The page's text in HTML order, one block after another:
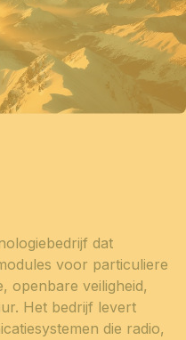
dat
voor particuliere
openbare veiligheid,
Het bedrijf levert
die radio,